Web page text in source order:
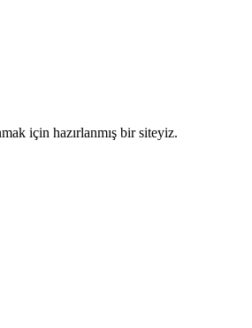
için hazırlanmış bir siteyiz.